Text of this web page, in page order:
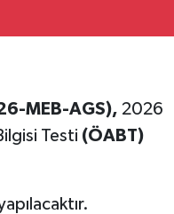
MEB-AGS), 2026
Testi (ÖABT)